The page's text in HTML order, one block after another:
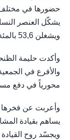
حضورها في مختلف
ويشغلن 53,6 بالمئة من المناصب القيادية.
وأكدت حليمة
والأفرع في
محورياً في دفع
وأعربت عن فخرها
يساهم بقيادة
ويجسّد روح